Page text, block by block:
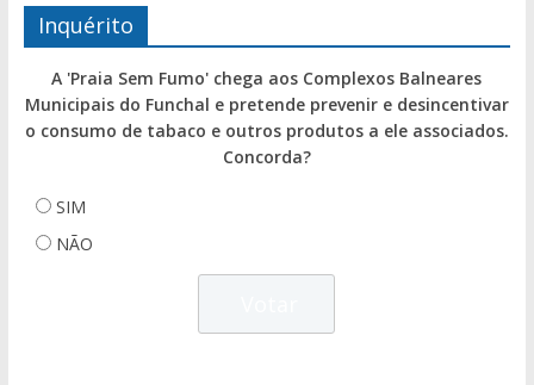
Inquérito
A 'Praia Sem Fumo' chega aos Complexos Balneares
Municipais do Funchal e pretende prevenir e desincentivar
o consumo de tabaco e outros produtos a ele associados.
Concorda?
SIM
NÃO